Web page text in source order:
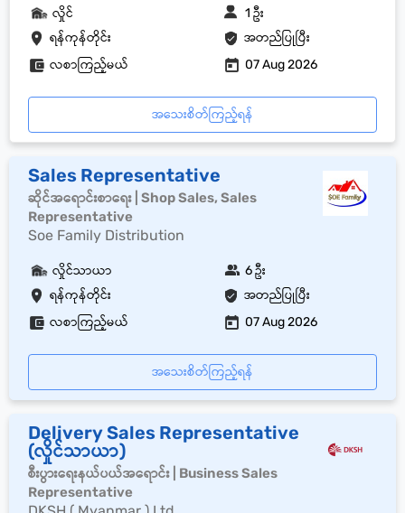
ရန်ကုန်တိုင်း အတည်ပြုပြီး
လှိုင် 1 ဦး
လစာကြည့်မယ် 07 Aug 2026
အသေးစိတ်ကြည့်ရန်
Sales Representative
ဆိုင်အရောင်းစာရေး | Shop Sales, Sales
Representative
Soe Family Distribution
ရန်ကုန်တိုင်း အတည်ပြုပြီး
လှိုင်သာယာ 6 ဦး
လစာကြည့်မယ် 07 Aug 2026
အသေးစိတ်ကြည့်ရန်
Delivery Sales Representative
(လှိုင်သာယာ)
စီးပွားရေးနယ်ပယ်အရောင်း | Business Sales
Representative